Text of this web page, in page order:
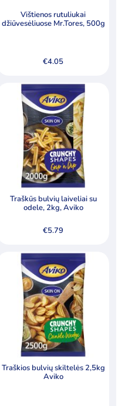
gaminiai
Kaina:€0—
Vištienos rutuliukai
džiūvesėliuose Mr.Tores, 500g
€4.05
Traškūs bulvių laiveliai su
odele, 2kg, Aviko
€5.79
Traškios bulvių skiltelės 2,5kg
Aviko